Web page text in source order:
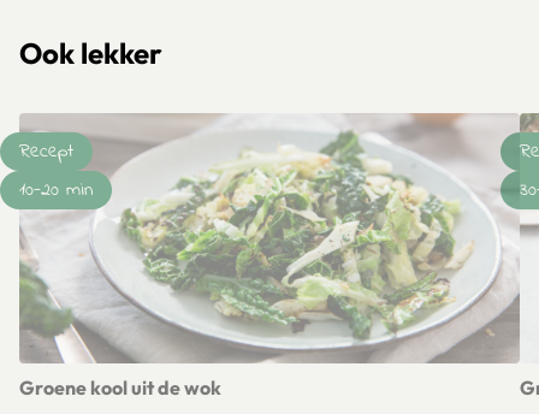
Ook lekker
Groene kool uit de wok
Recept
10-20 min